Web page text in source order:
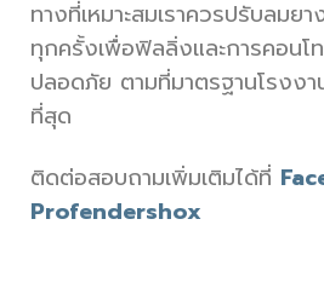
ทางที่เหมาะสมเราควรปรับลมยา
ทุกครั้งเพื่อฟิลลิ่งและการคอนโ
ปลอดภัย ตามที่มาตรฐานโรงง
ที่สุด
ติดต่อสอบถามเพิ่มเติมได้ที่
Profendershox